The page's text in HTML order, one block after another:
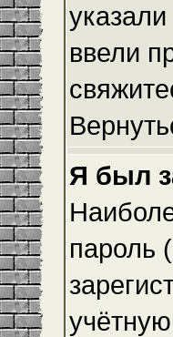
ввели
Я был
пароль